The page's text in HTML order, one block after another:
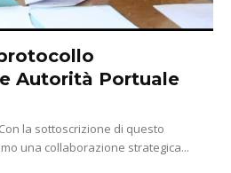
Autorità Portuale
la sottoscrizione di questo
una collaborazione strategica...